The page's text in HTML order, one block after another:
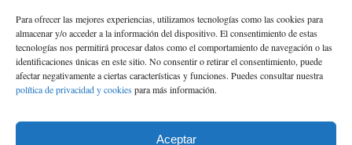
Para ofrecer las mejores experiencias, utilizamos tecnologías como las cookies para
almacenar y/o acceder a la información del dispositivo. El consentimiento de estas
tecnologías nos permitirá procesar datos como el comportamiento de navegación o las
identificaciones únicas en este sitio. No consentir o retirar el consentimiento, puede
afectar negativamente a ciertas características y funciones. Puedes consultar nuestra
política de privacidad y cookiespara más información.
Aceptar
Contacte con nosotros
Buscar: